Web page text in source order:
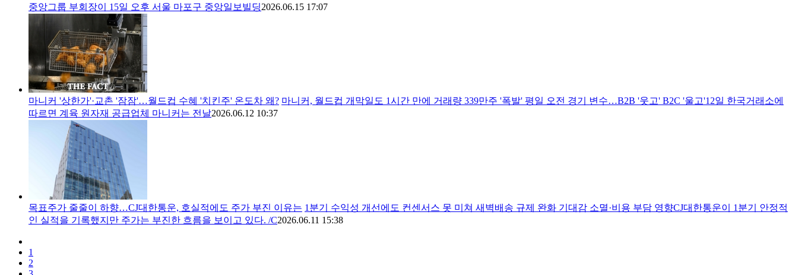
중앙그룹 부회장이 15일 오후 서울 마포구 중앙일보빌딩2026.06.15 17:07
마니커 '상한가'·교촌 '잠잠'…월드컵 수혜 '치킨주' 온도차 왜? 마니커, 월드컵 개막일도 1시간 만에 거래량 339만주 '폭발' 평일 오전 경기 변수…B2B '웃고' B2C '울고'12일 한국거래소에
따르면 계육 원자재 공급업체 마니커는 전날2026.06.12 10:37
목표주가 줄줄이 하향…CJ대한통운, 호실적에도 주가 부진 이유는 1분기 수익성 개선에도 컨센서스 못 미쳐 새벽배송 규제 완화 기대감 소멸·비용 부담 영향CJ대한통운이 1분기 안정적
인 실적을 기록했지만 주가는 부진한 흐름을 보이고 있다. /C2026.06.11 15:38
1
2